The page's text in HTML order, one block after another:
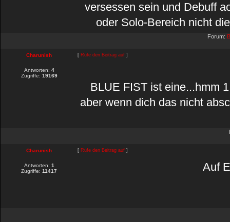
versessen sein und Debuff
oder Solo-Bereich nicht
Forum:
Charunish [ Rufe den Beitrag auf ]
Antworten: 4
Zugriffe: 19169
BLUE FIST ist eine...hmm
aber wenn dich das nicht
Charunish [ Rufe den Beitrag auf ]
Antworten: 1
Zugriffe: 11417 Auf